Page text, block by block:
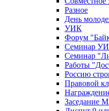
Разное
День
УИК
Форум
Семинар
Семинар
Работы
Россию
Правовой
Заседание